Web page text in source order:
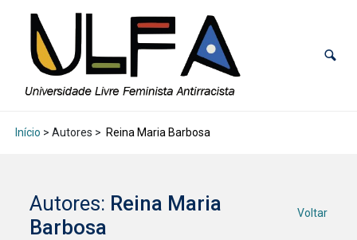
Início > Autores > Reina Maria Barbosa
Autores: Reina Maria
Barbosa
Voltar